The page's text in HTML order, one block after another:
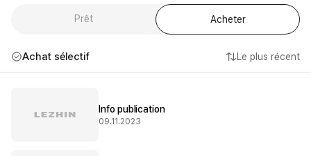
Prêt Acheter
Achat sélectif Le plus récent
Info publication
09.11.2023